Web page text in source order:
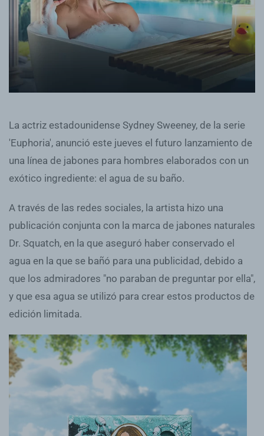
La actriz estadounidense Sydney Sweeney, de la serie
'Euphoria', anunció este jueves el futuro lanzamiento de
una línea de jabones para hombres elaborados con un
exótico ingrediente: el agua de su baño.
A través de las redes sociales, la artista hizo una
publicación conjunta con la marca de jabones naturales
Dr. Squatch, en la que aseguró haber conservado el
agua en la que se bañó para una publicidad, debido a
que los admiradores "no paraban de preguntar por ella",
y que esa agua se utilizó para crear estos productos de
edición limitada.